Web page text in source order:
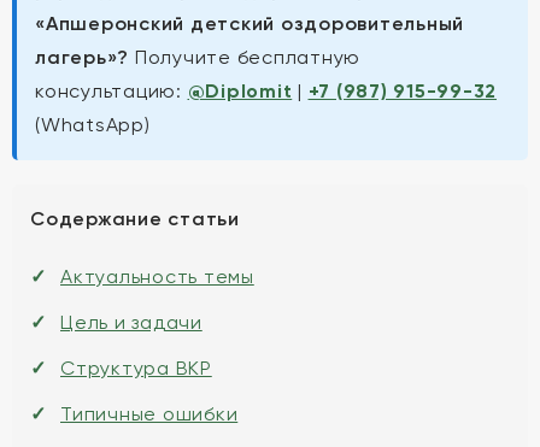
«Апшеронский детский оздоровительный
лагерь»? Получите бесплатную
консультацию: @Diplomit | +7 (987) 915-99-32
(WhatsApp)
Содержание статьи
Актуальность темы
Цель и задачи
Структура ВКР
Типичные ошибки